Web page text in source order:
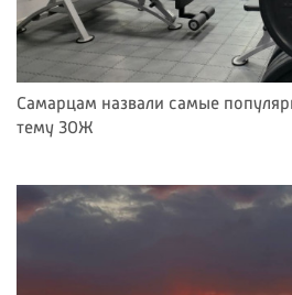
Самарцам назвали самые
тему ЗОЖ